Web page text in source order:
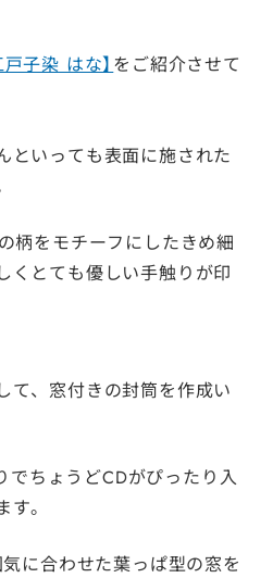
戸子染 はな】 をご紹介させて
といっても表面に施された
柄をモチーフにしたきめ細
くとても優しい手触りが印
て、窓付きの封筒を作成い
でちょうどCDがぴったり入
。
に合わせた葉っぱ型の窓を